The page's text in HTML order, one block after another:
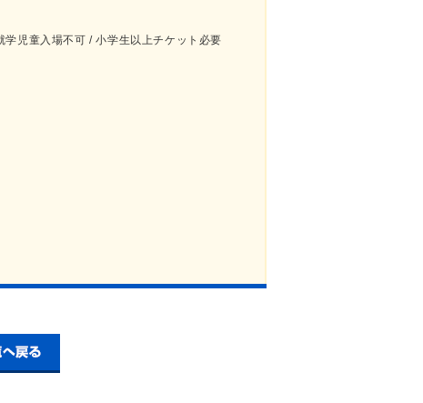
児童入場不可 / 小学生以上チケット必要